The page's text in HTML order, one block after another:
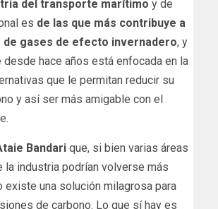
del transporte marítimo y de
es de las que más contribuye a
de gases de efecto invernadero, y
hace años está enfocada en la
que le permitan reducir su
y así ser más amigable con el
Bandari que, si bien varias áreas
la industria podrían volverse más
existe una solución milagrosa para
de carbono. Lo que sí hay es